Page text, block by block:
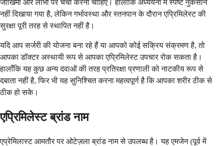
जोखिमों और लाभों पर चर्चा करनी चाहिए। हालाँकि अध्ययनों में स्पष्ट नुकसान
नहीं दिखाया गया है, लेकिन गर्भावस्था और स्तनपान के दौरान एप्रिमिलेस्ट की
सुरक्षा पूरी तरह से स्थापित नहीं है।
यदि आप सर्जरी की योजना बना रहे हैं या आपको कोई सक्रिय संक्रमण है, तो
आपका डॉक्टर अस्थायी रूप से आपका एप्रिमिलेस्ट उपचार रोक सकता है।
हालाँकि यह कुछ अन्य दवाओं की तरह प्रतिरक्षा प्रणाली को नाटकीय रूप से
दबाता नहीं है, फिर भी यह सुनिश्चित करना महत्वपूर्ण है कि आपका शरीर ठीक से
ठीक हो सके।
एप्रिमिलेस्ट ब्रांड नाम
एप्रेमिलास्ट आमतौर पर ओटेज़ला ब्रांड नाम से उपलब्ध है। यह एमजेन (पूर्व में